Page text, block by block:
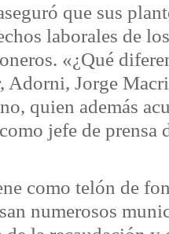
que sus
laborales de
«¿Qué
Adorni, Jorge
quien además
jefe de prensa
como telón de
numerosos